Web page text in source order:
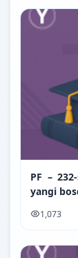
PF –
yangi
1,073